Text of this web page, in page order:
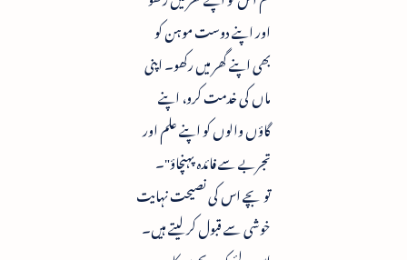
اور اپنے دوست موہن کو
بھی اپنے گھر میں رکھو۔ اپنی
ماں کی خدمت کرو، اپنے
گاؤں والوں کو اپنے علم اور
تجربے سے فائدہ پہنچاؤ"۔
تو بچے اس کی نصیحت نہایت
خوشی سے قبول کرلیتے ہیں۔